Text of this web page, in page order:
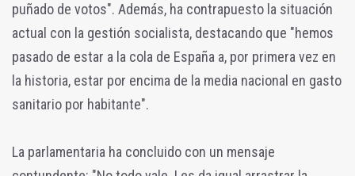
puñado de votos". Además, ha contrapuesto la situación
actual con la gestión socialista, destacando que "hemos
pasado de estar a la cola de España a, por primera vez en
la historia, estar por encima de la media nacional en gasto
sanitario por habitante".
La parlamentaria ha concluido con un mensaje